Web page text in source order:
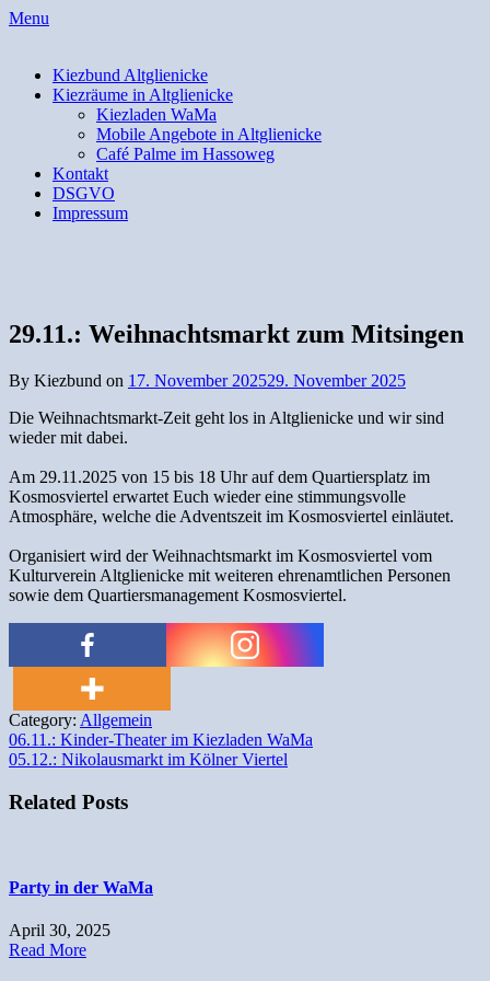
Skip
Menu
Kiezbund Altglienicke
Kiezräume in Altglienicke
Kiezladen WaMa
Mobile Angebote in Altglienicke
Café Palme im Hassoweg
Kontakt
DSGVO
Impressum
29.11.: Weihnachtsmarkt zum Mitsingen
By Kiezbund on 17. November 202529. November 2025
Die Weihnachtsmarkt-Zeit geht los in Altglienicke und wir sind
wieder mit dabei.
Am 29.11.2025 von 15 bis 18 Uhr auf dem Quartiersplatz im
Kosmosviertel erwartet Euch wieder eine stimmungsvolle
Atmosphäre, welche die Adventszeit im Kosmosviertel einläutet.
Organisiert wird der Weihnachtsmarkt im Kosmosviertel vom
Kulturverein Altglienicke mit weiteren ehrenamtlichen Personen
sowie dem Quartiersmanagement Kosmosviertel.
Category: Allgemein
Beitragsnavigation
06.11.: Kinder-Theater im Kiezladen WaMa
05.12.: Nikolausmarkt im Kölner Viertel
Related Posts
Party in der WaMa
April 30, 2025
Read More